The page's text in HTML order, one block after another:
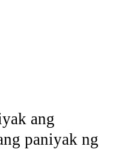
ang
paniyak ng